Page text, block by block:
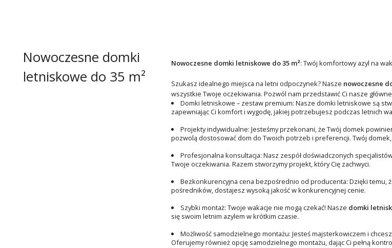
Nowoczesne domki
letniskowe do 35 m²
Nowoczesne domki letniskowe do 35 m²: Twój komfortowy azyl na
Szukasz idealnego miejsca na letni odpoczynek? Nasze nowoczesne
wszystkie Twoje oczekiwania. Pozwól nam przedstawić Ci nasze
Domki letniskowe – zestaw premium: Nasze domki letniskowe są
zapewniając Ci komfort i wygodę, jakiej potrzebujesz podczas letnich
Projekty indywidualne: Jesteśmy przekonani, że Twój domek
pozwolą dostosować dom do Twoich potrzeb i preferencji. Twój domek,
Profesjonalna konsultacja: Nasz zespół doświadczonych
Twoje oczekiwania. Razem stworzymy projekt, który Cię zachwyci.
Bezkonkurencyjna cena bezpośrednio od producenta: Dzięki temu,
pośredników, dostajesz wysoką jakość w konkurencyjnej cenie.
Szybki montaż: Twoje wakacje nie mogą czekać! Nasze domki
się swoim letnim azylem w krótkim czasie.
Możliwość samodzielnego montażu: Jesteś majsterkowiczem i
Oferujemy również opcję samodzielnego montażu, dając Ci pełną